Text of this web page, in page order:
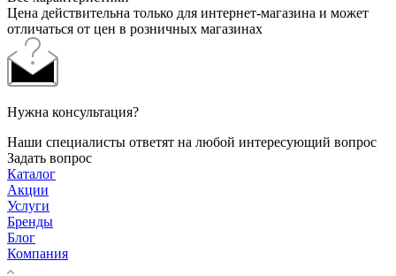
Цена действительна только для интернет-магазина и может
отличаться от цен в розничных магазинах
Нужна консультация?
Наши специалисты ответят на любой интересующий вопрос
Задать вопрос
Каталог
Акции
Услуги
Бренды
Блог
Компания